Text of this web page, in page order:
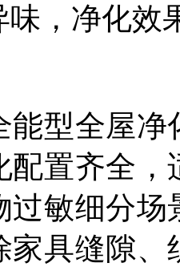
，净化效
能型全屋
配置齐全
过敏细分
家具缝隙